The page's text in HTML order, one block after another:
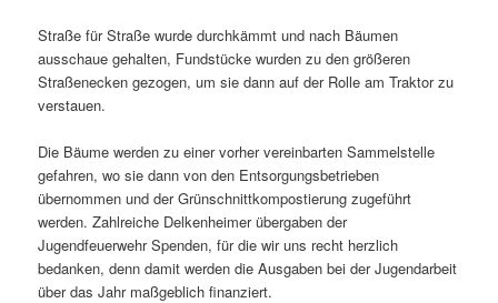
Straße für Straße wurde durchkämmt und nach Bäumen
ausschaue gehalten, Fundstücke wurden zu den größeren
Straßenecken gezogen, um sie dann auf der Rolle am Traktor zu
verstauen.
Die Bäume werden zu einer vorher vereinbarten Sammelstelle
gefahren, wo sie dann von den Entsorgungsbetrieben
übernommen und der Grünschnittkompostierung zugeführt
werden. Zahlreiche Delkenheimer übergaben der
Jugendfeuerwehr Spenden, für die wir uns recht herzlich
bedanken, denn damit werden die Ausgaben bei der Jugendarbeit
über das Jahr maßgeblich finanziert.